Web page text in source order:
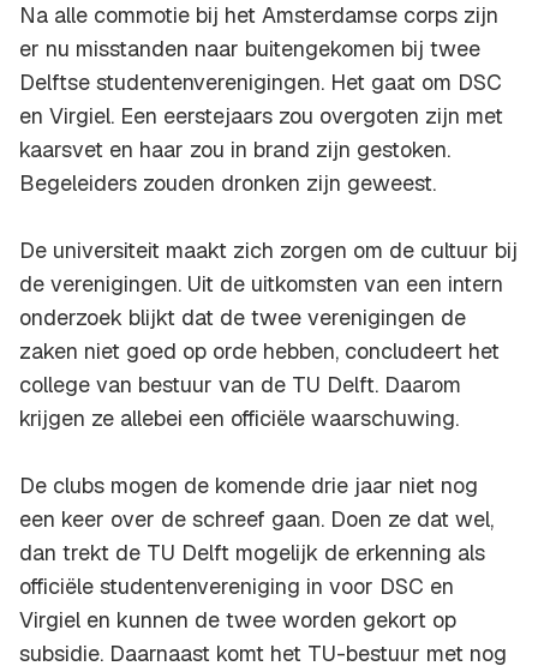
Na alle commotie bij het Amsterdamse corps zijn
er nu misstanden naar buitengekomen bij twee
Delftse studentenverenigingen. Het gaat om DSC
en Virgiel. Een eerstejaars zou overgoten zijn met
kaarsvet en haar zou in brand zijn gestoken.
Begeleiders zouden dronken zijn geweest.
De universiteit maakt zich zorgen om de cultuur bij
de verenigingen. Uit de uitkomsten van een intern
onderzoek blijkt dat de twee verenigingen de
zaken niet goed op orde hebben, concludeert het
college van bestuur van de TU Delft. Daarom
krijgen ze allebei een officiële waarschuwing.
De clubs mogen de komende drie jaar niet nog
een keer over de schreef gaan. Doen ze dat wel,
dan trekt de TU Delft mogelijk de erkenning als
officiële studentenvereniging in voor DSC en
Virgiel en kunnen de twee worden gekort op
subsidie. Daarnaast komt het TU-bestuur met nog